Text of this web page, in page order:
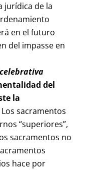
jurídica de la
en el futuro
del impasse en
del
la
sacramentos
“superiores”,
sacramentos no
hace por